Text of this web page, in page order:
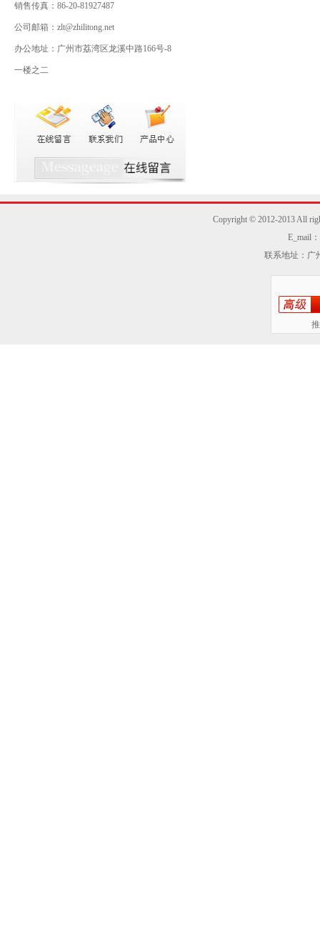
销售传真：86-20-81927487
公司邮箱：zlt@zhilitong.net
办公地址：广州市荔湾区龙溪中路166号-8
一楼之二
Copyright © 2012-2013 All
E_mail
联系地址：广